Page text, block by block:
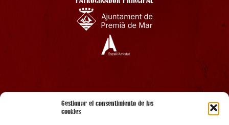
Gestionar el consentimiento de las
cookies
AMB EL SUPORT